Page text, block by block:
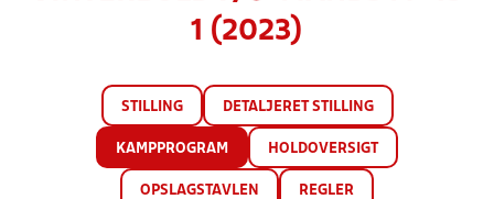
1 (2023)
STILLING DETALJERET STILLING
KAMPPROGRAM HOLDOVERSIGT
OPSLAGSTAVLEN REGLER